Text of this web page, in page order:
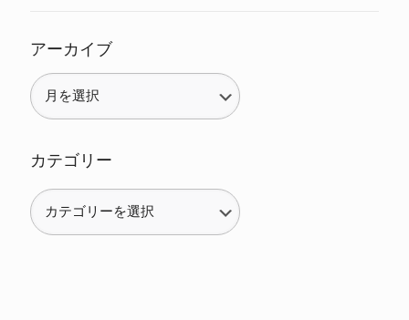
アーカイブ
カテゴリー
カ
テ
ゴ